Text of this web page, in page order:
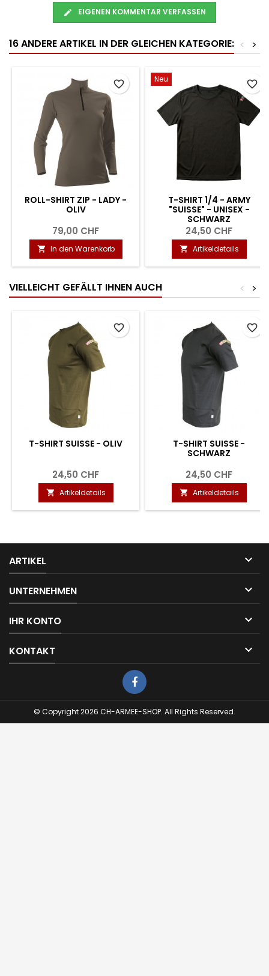
EIGENEN KOMMENTAR VERFASSEN
16 ANDERE ARTIKEL IN DER GLEICHEN KATEGORIE: >
<
ROLL-SHIRT ZIP - LADY -
OLIV
79,00 CHF
 In den Warenkorb
favorite_border Neu
T-SHIRT 1/4 - ARMY
"SUISSE" - UNISEX -
SCHWARZ
24,50 CHF
 Artikeldetails
favorite_border
VIELLEICHT GEFÄLLT IHNEN AUCH >
<
T-SHIRT SUISSE - OLIV
24,50 CHF
 Artikeldetails
favorite_border
T-SHIRT SUISSE -
SCHWARZ
24,50 CHF
 Artikeldetails
favorite_border
ARTIKEL 
UNTERNEHMEN 
IHR KONTO 
KONTAKT 
© Copyright 2026 CH-ARMEE-SHOP. All Rights Reserved.